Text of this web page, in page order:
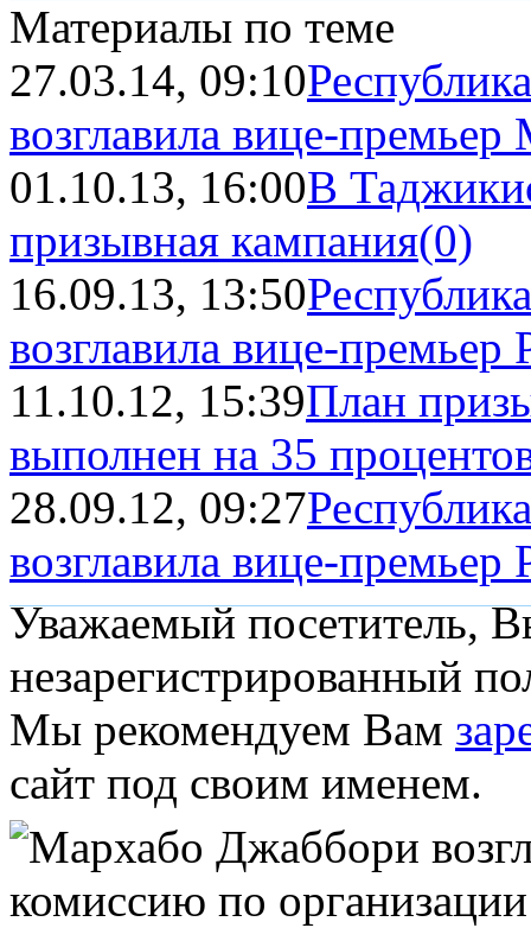
Материалы по теме
27.03.14, 09:10
возглавила вице-
01.10.13, 16:00В
призывная кампания(0)
16.09.13, 13:50
возглавила вице-
11.10.12, 15:39План
выполнен на 35
28.09.12, 09:27
возглавила вице-
Уважаемый посетитель,
незарегистрированный
Мы рекомендуем Вам
сайт под своим именем.